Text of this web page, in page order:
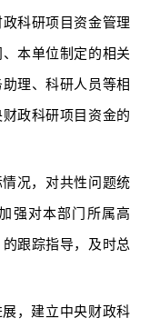
科研项目资金管理
本单位制定的相关
理、科研人员等相
政科研项目资金的
况，对共性问题统
强对本部门所属高
跟踪指导，及时总
，建立中央财政科